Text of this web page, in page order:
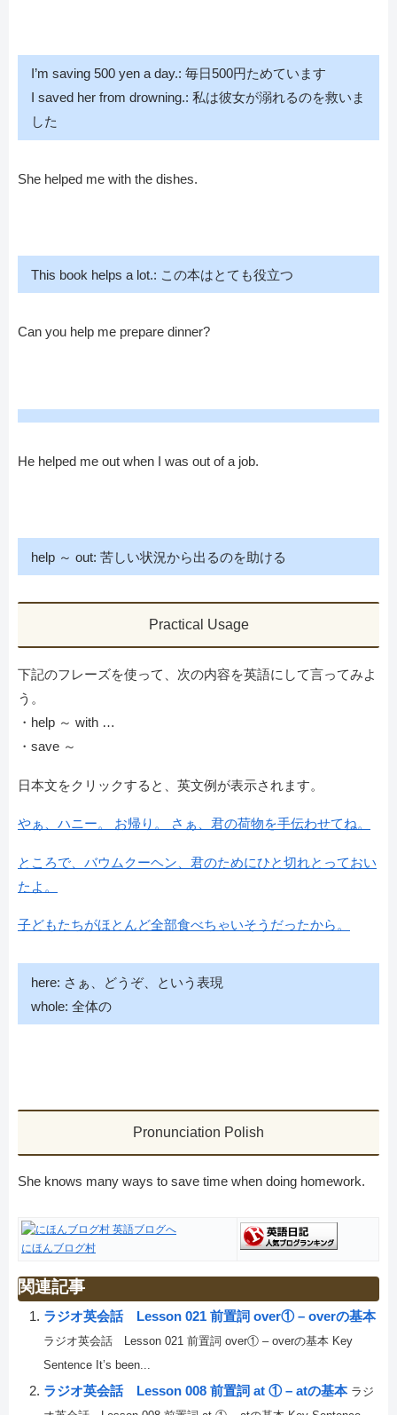
I’m saving 500 yen a day.: 毎日500円ためています
I saved her from drowning.: 私は彼女が溺れるのを救いま
した
She helped me with the dishes.
This book helps a lot.: この本はとても役立つ
Can you help me prepare dinner?
He helped me out when I was out of a job.
help ～ out: 苦しい状況から出るのを助ける
Practical Usage
下記のフレーズを使って、次の内容を英語にして言ってみよ
う。
・help ～ with …
・save ～
日本文をクリックすると、英文例が表示されます。
やぁ、ハニー。 お帰り。 さぁ、君の荷物を手伝わせてね。
ところで、バウムクーヘン、君のためにひと切れとっておい
たよ。
子どもたちがほとんど全部食べちゃいそうだったから。
here: さぁ、どうぞ、という表現
whole: 全体の
Pronunciation Polish
She knows many ways to save time when doing homework.
にほんブログ村
関連記事
ラジオ英会話 Lesson 021 前置詞 over① – overの基本
ラジオ英会話 Lesson 021 前置詞 over① – overの基本 Key
Sentence It’s been...
ラジオ英会話 Lesson 008 前置詞 at ① – atの基本 ラジ